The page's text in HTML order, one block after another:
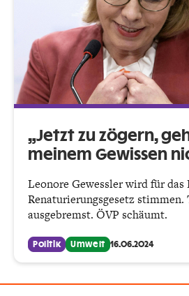
„Jetzt zu zögern,
meinem Gewissen
Leonore Gewessler wird für das
Renaturierungsgesetz stimmen.
ausgebremst. ÖVP schäumt.
Politik Umwelt 16.06.2024